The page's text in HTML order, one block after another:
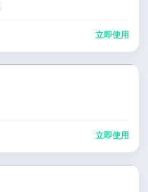
立即使用
立即使用